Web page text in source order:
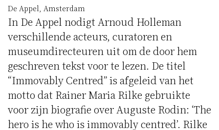
De Appel, Amsterdam
In De Appel nodigt Arnoud Holleman
verschillende acteurs, curatoren en
museumdirecteuren uit om de door hem
geschreven tekst voor te lezen. De titel
“Immovably Centred” is afgeleid van het
motto dat Rainer Maria Rilke gebruikte
voor zijn biografie over Auguste Rodin: ‘The
hero is he who is immovably centred’. Rilke